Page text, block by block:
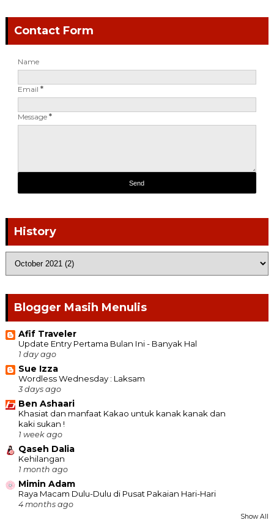
Contact Form
Name
Email *
Message *
History
Blogger Masih Menulis
Afif Traveler
Update Entry Pertama Bulan Ini - Banyak Hal
1 day ago
Sue Izza
Wordless Wednesday : Laksam
3 days ago
Ben Ashaari
Khasiat dan manfaat Kakao untuk kanak kanak dan
kaki sukan !
1 week ago
Qaseh Dalia
Kehilangan
1 month ago
Mimin Adam
Raya Macam Dulu-Dulu di Pusat Pakaian Hari-Hari
4 months ago
Show All